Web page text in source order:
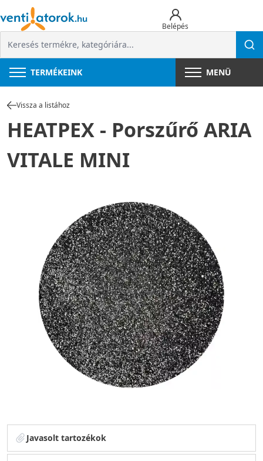
Belépés
TERMÉKEINK MENÜ
Vissza a listához
HEATPEX - Porszűrő ARIA
VITALE MINI
Javasolt tartozékok